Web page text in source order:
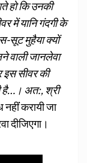
हो कि उनकी
में यानि गंदगी के
सूट मुहैया क्यों
वाली जानलेवा
इस सीवर की
है…। अत:, श्री
करायी जा
दीजिएगा।